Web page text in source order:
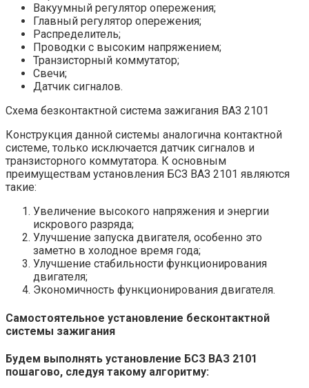
Вакуумный регулятор опережения;
Главный регулятор опережения;
Распределитель;
Проводки с высоким напряжением;
Транзисторный коммутатор;
Свечи;
Датчик сигналов.
Схема безконтактной система зажигания ВАЗ 2101
Конструкция данной системы аналогична контактной
системе, только исключается датчик сигналов и
транзисторного коммутатора. К основным
преимуществам установления БСЗ ВАЗ 2101 являются
такие:
Увеличение высокого напряжения и энергии
искрового разряда;
Улучшение запуска двигателя, особенно это
заметно в холодное время года;
Улучшение стабильности функционирования
двигателя;
Экономичность функционирования двигателя.
Самостоятельное установление бесконтактной
системы зажигания
Будем выполнять установление БСЗ ВАЗ 2101
пошагово, следуя такому алгоритму: